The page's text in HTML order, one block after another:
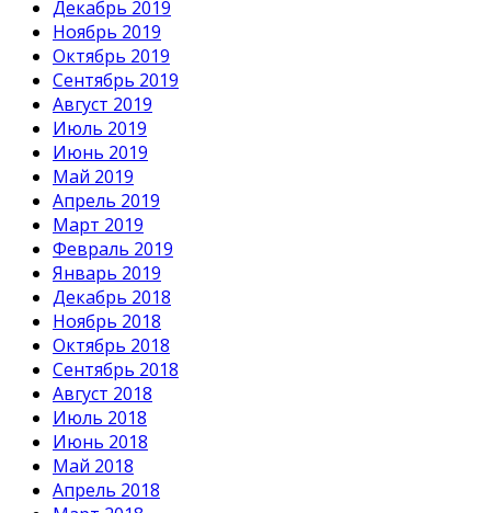
Декабрь 2019
Ноябрь 2019
Октябрь 2019
Сентябрь 2019
Август 2019
Июль 2019
Июнь 2019
Май 2019
Апрель 2019
Март 2019
Февраль 2019
Январь 2019
Декабрь 2018
Ноябрь 2018
Октябрь 2018
Сентябрь 2018
Август 2018
Июль 2018
Июнь 2018
Май 2018
Апрель 2018